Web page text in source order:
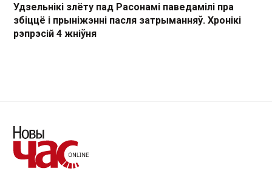
Удзельнікі злёту пад Расонамі паведамілі пра
збіццё і прыніжэнні пасля затрыманняў. Хронікі
рэпрэсій 4 жніўня